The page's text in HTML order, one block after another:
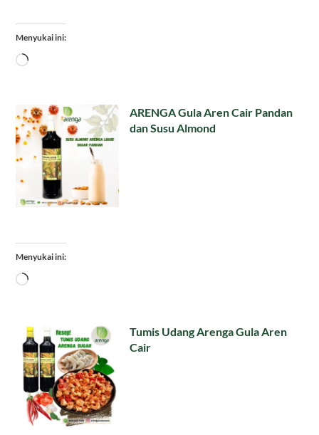
Menyukai ini:
Memuat...
ARENGA Gula Aren Cair Pandan
dan Susu Almond
Menyukai ini:
Memuat...
Tumis Udang Arenga Gula Aren
Cair